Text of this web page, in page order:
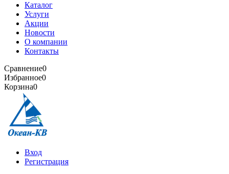
Каталог
Услуги
Акции
Новости
О компании
Контакты
Сравнение0
Избранное0
Корзина0
Вход
Регистрация